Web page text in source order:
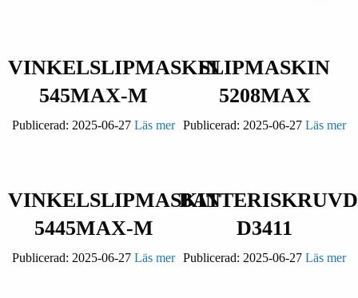
VINKELSLIPMASKIN
545MAX-M
Publicerad: 2025-06-27 Läs mer
SLIPMASKIN
5208MAX
Publicerad: 2025-06-27 Läs mer
VINKELSLIPMASKIN
5445MAX-M
Publicerad: 2025-06-27 Läs mer
D3411
Publicerad: 2025-06-27 Läs mer